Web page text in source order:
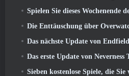
Spielen Sie dieses Wochenende den Early
Die Enttäuschung über Overwatch-
Das nächste Update von Endfield wird
Das erste Update von Neverness To
Sieben kostenlose Spiele, die Sie vielleicht verpasst